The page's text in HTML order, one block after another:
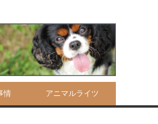
情 アニマルライツ